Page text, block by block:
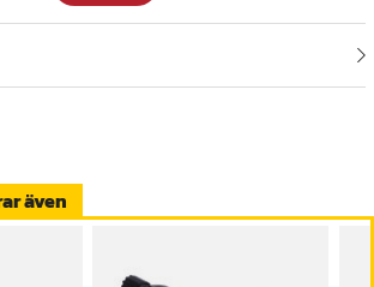
direkt med bilens system och skickar
vilket gör det enkelt att upptäcka
och felsökning
av däcktrycksövervakningen.
även